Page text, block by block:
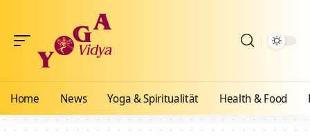
Home News Yoga & Spiritualität Health & Food